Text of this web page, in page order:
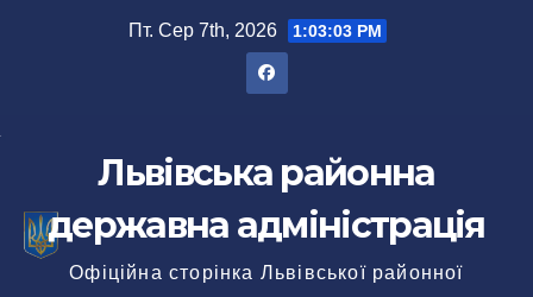
Пт. Сер 7th, 2026 1:03:04 PM
Львівська районна
державна адміністрація
Офіційна сторінка Львівської районної